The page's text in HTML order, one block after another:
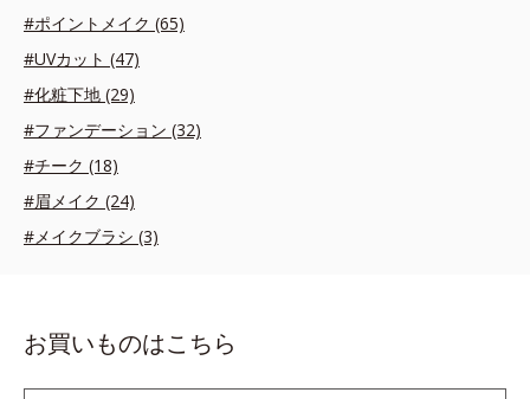
#ポイントメイク (65)
#UVカット (47)
#化粧下地 (29)
#ファンデーション (32)
#チーク (18)
#眉メイク (24)
#メイクブラシ (3)
お買いものはこちら